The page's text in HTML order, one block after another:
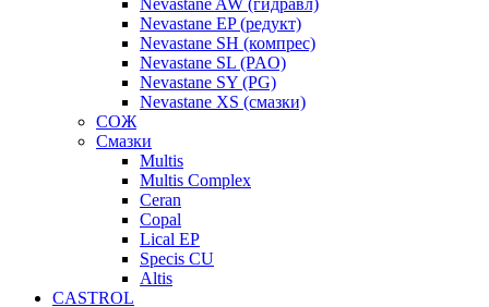
Nevastane AW (гидравл)
Nevastane EP (редукт)
Nevastane SH (компрес)
Nevastane SL (PAO)
Nevastane SY (PG)
Nevastane XS (смазки)
СОЖ
Смазки
Multis
Multis Complex
Ceran
Copal
Lical EP
Specis CU
Altis
CASTROL